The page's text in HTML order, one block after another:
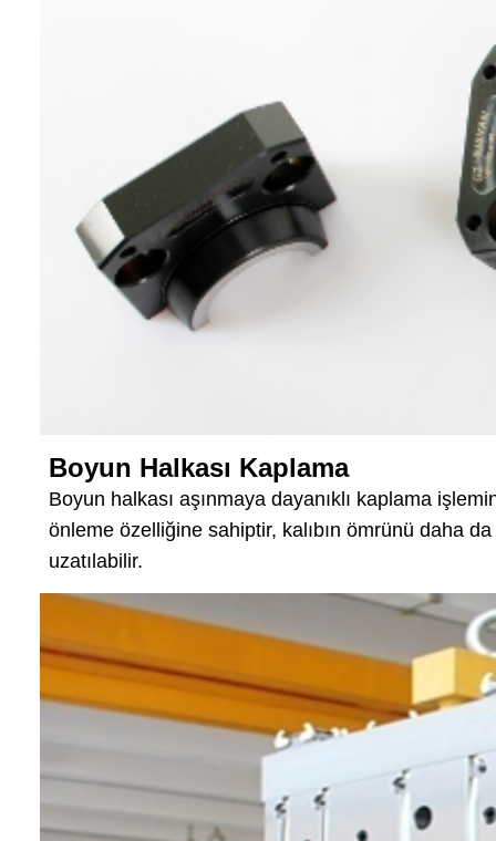
Boyun Halkası Kaplama
Boyun halkası aşınmaya dayanıklı kaplama
önleme özelliğine sahiptir, kalıbın ömrünü daha
uzatılabilir.